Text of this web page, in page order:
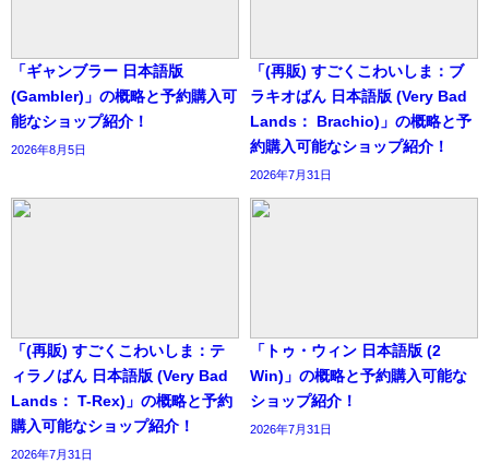
「ギャンブラー 日本語版
(Gambler)」の概略と予約購入可
能なショップ紹介！
2026年8月5日
「(再販) すごくこわいしま：ブ
ラキオばん 日本語版 (Very Bad
Lands： Brachio)」の概略と予
約購入可能なショップ紹介！
2026年7月31日
「(再販) すごくこわいしま：テ
ィラノばん 日本語版 (Very Bad
Lands： T-Rex)」の概略と予約
購入可能なショップ紹介！
2026年7月31日
「トゥ・ウィン 日本語版 (2
Win)」の概略と予約購入可能な
ショップ紹介！
2026年7月31日